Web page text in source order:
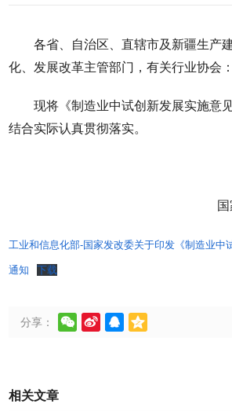
各省、自治区、直辖市及新疆生产
化、发展改革主管部门，有关行业协会：
现将《制造业中试创新发展实施意
结合实际认真贯彻落实。
工业和信息化部-国家发改委关于印发《制造业中
通知 下载
分享：    
相关文章